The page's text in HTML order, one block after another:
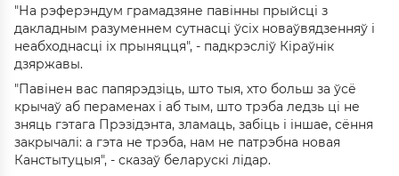
"На рэферэндум грамадзяне павінны прыйсці з
дакладным разуменнем сутнасці ўсіх новаўвядзенняў і
неабходнасці іх прыняцця", - падкрэсліў Кіраўнік
дзяржавы.
"Павінен вас папярэдзіць, што тыя, хто больш за ўсё
крычаў аб пераменах і аб тым, што трэба ледзь ці не
зняць гэтага Прэзідэнта, зламаць, забіць і іншае, сёння
закрычалі: а гэта не трэба, нам не патрэбна новая
Канстытуцыя", - сказаў беларускі лідар.